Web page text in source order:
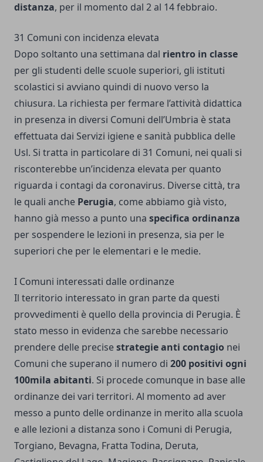
distanza, per il momento dal 2 al 14 febbraio.
31 Comuni con incidenza elevata
Dopo soltanto una settimana dal rientro in classe
per gli studenti delle scuole superiori, gli istituti
scolastici si avviano quindi di nuovo verso la
chiusura. La richiesta per fermare l’attività didattica
in presenza in diversi Comuni dell’Umbria è stata
effettuata dai Servizi igiene e sanità pubblica delle
Usl. Si tratta in particolare di 31 Comuni, nei quali si
risconterebbe un’incidenza elevata per quanto
riguarda i contagi da coronavirus. Diverse città, tra
le quali anche Perugia, come abbiamo già visto,
hanno già messo a punto una specifica ordinanza
per sospendere le lezioni in presenza, sia per le
superiori che per le elementari e le medie.
I Comuni interessati dalle ordinanze
Il territorio interessato in gran parte da questi
provvedimenti è quello della provincia di Perugia. È
stato messo in evidenza che sarebbe necessario
prendere delle precisestrategie anti contagio nei
Comuni che superano il numero di 200 positivi ogni
100mila abitanti. Si procede comunque in base alle
ordinanze dei vari territori. Al momento ad aver
messo a punto delle ordinanze in merito alla scuola
e alle lezioni a distanza sono i Comuni di Perugia,
Torgiano, Bevagna, Fratta Todina, Deruta,